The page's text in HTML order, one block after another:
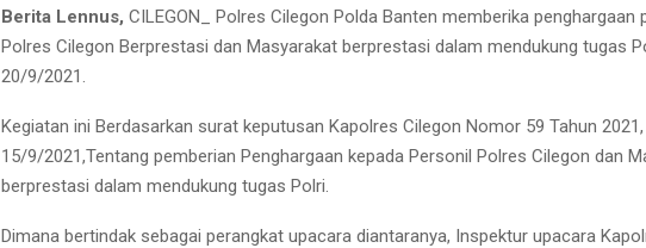
Berita Lennus, CILEGON_ Polres Cilegon Polda Banten memberika penghargaan
Polres Cilegon Berprestasi dan Masyarakat berprestasi dalam mendukung tugas
20/9/2021.
Kegiatan ini Berdasarkan surat keputusan Kapolres Cilegon Nomor 59 Tahun
15/9/2021,Tentang pemberian Penghargaan kepada Personil Polres Cilegon dan
berprestasi dalam mendukung tugas Polri.
Dimana bertindak sebagai perangkat upacara diantaranya, Inspektur upacara